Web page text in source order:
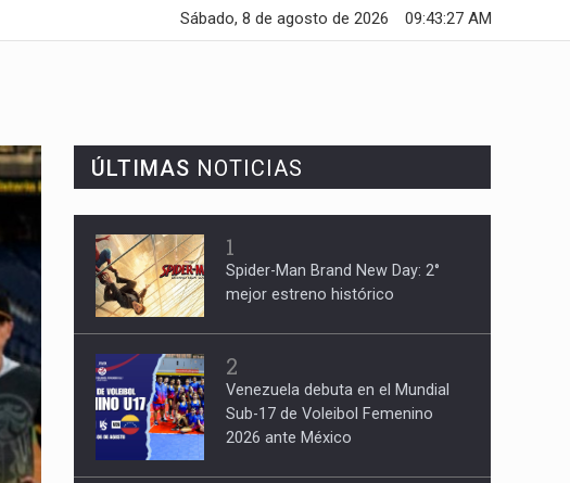
09:43:28 AM
Sábado, 8 de agosto de 2026
ÚLTIMAS NOTICIAS
1
Spider-Man Brand New Day: 2°
mejor estreno histórico
2
Venezuela debuta en el Mundial
Sub-17 de Voleibol Femenino
2026 ante México